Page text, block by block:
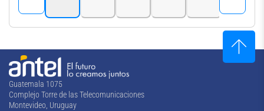
Guatemala 1075
Complejo Torre de las Telecomunicaciones
Montevideo, Uruguay